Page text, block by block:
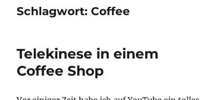
Schlagwort: Coffee
Telekinese in einem
Coffee Shop